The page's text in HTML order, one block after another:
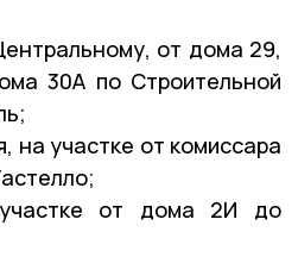
от дома 29,
30А по Строительной
на участке от комиссара
от дома 2И до